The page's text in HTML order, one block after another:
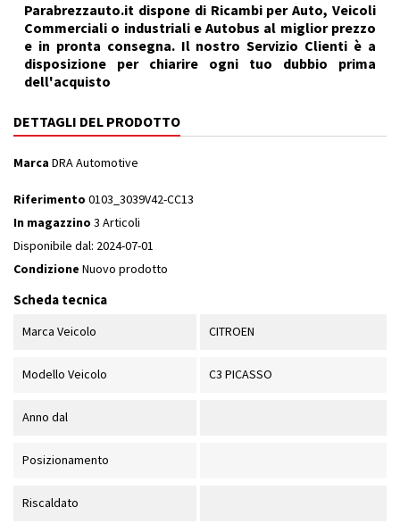
Parabrezzauto.it dispone di Ricambi per Auto, Veicoli
Commerciali o industriali e Autobus al miglior prezzo
e in pronta consegna. Il nostro Servizio Clienti è a
disposizione per chiarire ogni tuo dubbio prima
dell'acquisto
DETTAGLI DEL PRODOTTO
Marca DRA Automotive
Riferimento 0103_3039V42-CC13
In magazzino 3 Articoli
Disponibile dal: 2024-07-01
Condizione Nuovo prodotto
Scheda tecnica
Marca Veicolo CITROEN
Modello Veicolo C3 PICASSO
Anno dal
Posizionamento
Riscaldato